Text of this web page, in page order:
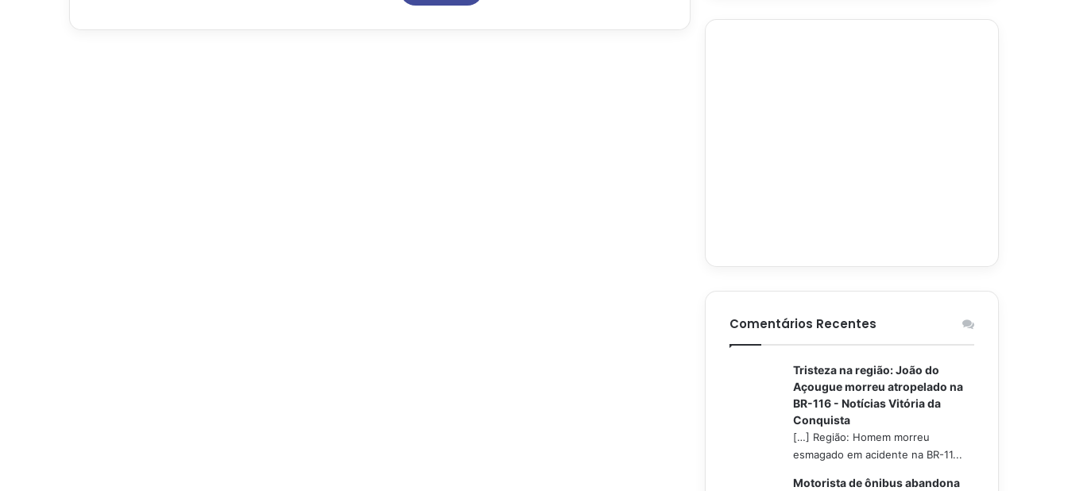
Comentários Recentes
Tristeza na região: João do
Açougue morreu atropelado na
BR-116 - Notícias Vitória da
Conquista
[…] Região: Homem morreu
esmagado em acidente na BR-11...
Motorista de ônibus abandona